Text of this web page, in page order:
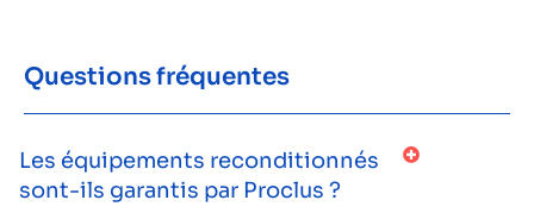
Questions fréquentes
Les équipements reconditionnés
sont-ils garantis par Proclus ?